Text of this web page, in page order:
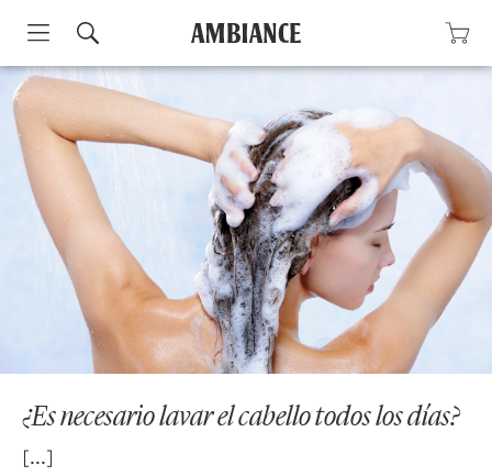
Skip
to
content
¿Es necesario lavar el cabello todos los días?